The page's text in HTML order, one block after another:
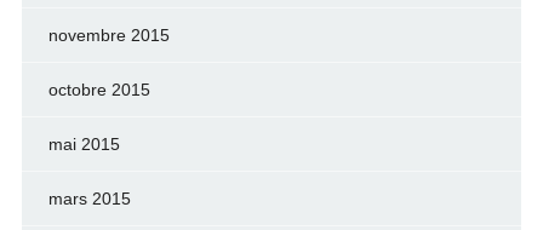
novembre 2015
octobre 2015
mai 2015
mars 2015